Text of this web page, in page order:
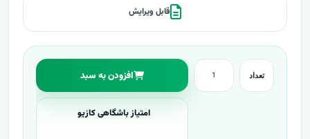
قابل ویرایش
تعداد افزودن به سبد
امتیاز باشگاهی کازیو